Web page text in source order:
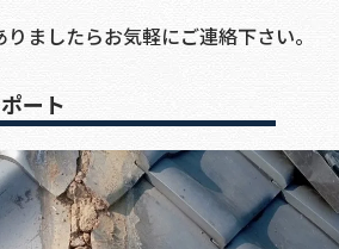
ましたらお気軽にご連絡下さい。
ート